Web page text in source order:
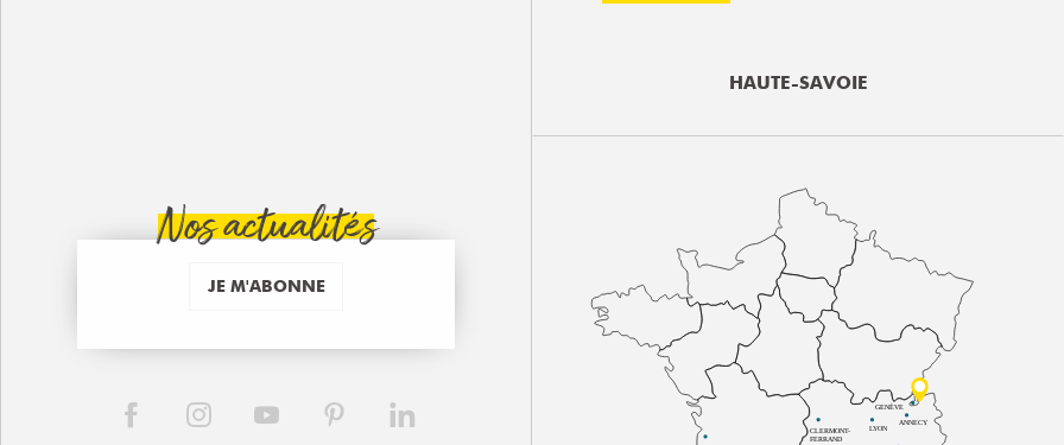
Nos actualités
JE M'ABONNE
HAUTE-SAVOIE
CLERMONT-
FERRAND
LYON
ANNECY
GENÈVE